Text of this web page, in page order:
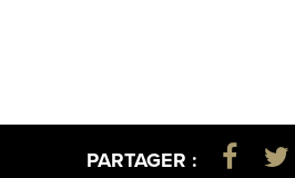
PARTAGER :